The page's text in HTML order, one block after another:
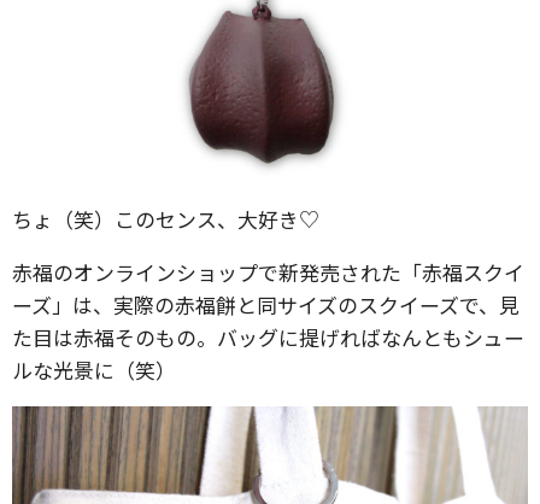
ちょ（笑）このセンス、大好き♡
赤福のオンラインショップで新発売された「赤福スクイ
ーズ」は、実際の赤福餅と同サイズのスクイーズで、見
た目は赤福そのもの。バッグに提げればなんともシュー
ルな光景に（笑）